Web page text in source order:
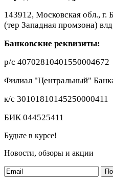
143912, Московская обл.,
(тер Западная промзона)
Банковские реквизиты:
р/с 40702810401550004672
Филиал "Центральный"
к/с 30101810145250000411
БИК 044525411
Будьте в курсе!
Новости, обзоры и акции